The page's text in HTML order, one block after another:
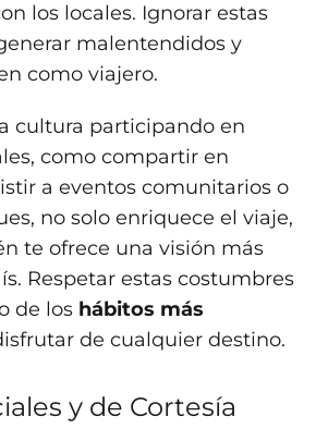
los locales. Ignorar estas
malentendidos y
como viajero.
cultura participando en
como compartir en
a eventos comunitarios o
no solo enriquece el viaje,
te ofrece una visión más
Respetar estas costumbres
de los hábitos más
de cualquier destino.
y de Cortesía